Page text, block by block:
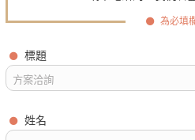
為必填
標題
姓名